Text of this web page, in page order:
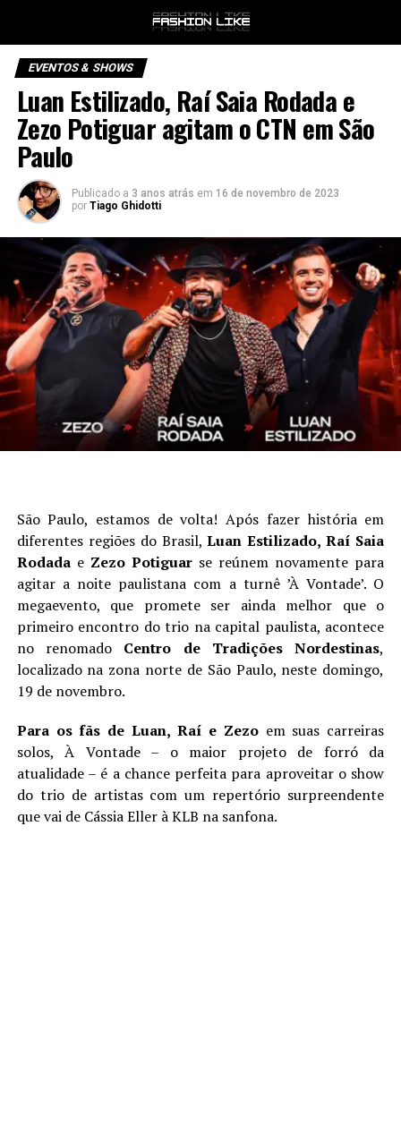
EVENTOS & SHOWS
Luan Estilizado, Raí Saia Rodada e
Zezo Potiguar agitam o CTN em São
Paulo
Publicado a 3 anos atrás em 16 de novembro de 2023
por Tiago Ghidotti
São Paulo, estamos de volta! Após fazer história em
diferentes regiões do Brasil,Luan Estilizado, Raí Saia
Rodadae Zezo Potiguarse reúnem novamente para
agitar a noite paulistana com a turnê ’À Vontade’. O
megaevento, que promete ser ainda melhor que o
primeiro encontro do trio na capital paulista, acontece
no renomado Centro de Tradições Nordestinas,
localizado na zona norte de São Paulo, neste domingo,
19 de novembro.
Para os fãs de Luan, Raí e Zezoem suas carreiras
solos, À Vontade – o maior projeto de forró da
atualidade – é a chance perfeita para aproveitar o show
do trio de artistas com um repertório surpreendente
que vai de Cássia Eller à KLB na sanfona.